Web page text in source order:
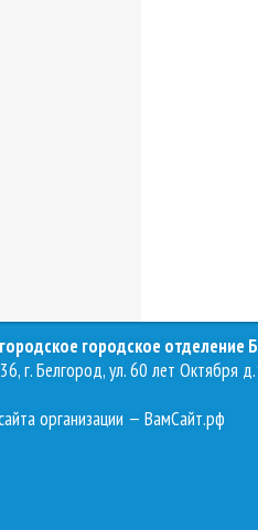
городское
г. Белгород, ул. 60 лет Октября
организации — ВамСайт.рф